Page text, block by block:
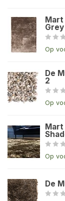
Mart
Grey
Op
De
2
Op
Mart
Op
De